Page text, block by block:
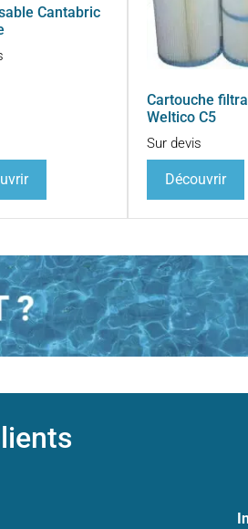
Cantabric
Cartouche
Weltico C5
Sur devis
Découvrir